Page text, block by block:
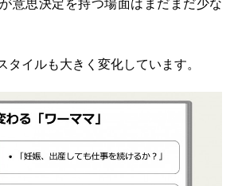
意思決定を持つ場面はまだまだ少な
タイルも大きく変化しています。